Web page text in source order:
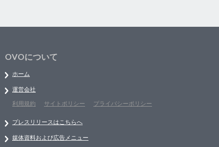
OVOについて
ホーム
運営会社
利用規約
サイトポリシー プライバシーポリシー
プレスリリースはこちらへ
媒体資料および広告メニュー